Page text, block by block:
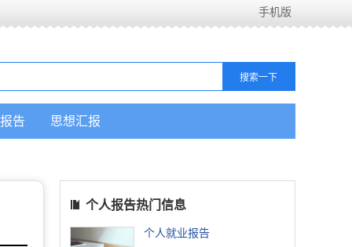
手机版
告 思想汇报
个人报告热门信息
个人就业报告